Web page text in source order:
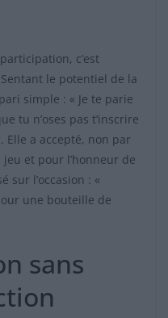
c’est
le potentiel de la
simple : « Je te parie
tu n’oses pas t’inscrire
Elle a accepté, non par
et pour l’honneur de
sur l’occasion : «
une bouteille de
sans